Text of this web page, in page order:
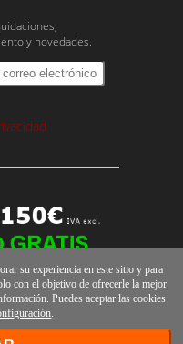
y novedades.
su experiencia en este sitio y para
con el objetivo de ofrecerle la mejor
Puedes aceptar las cookies
.